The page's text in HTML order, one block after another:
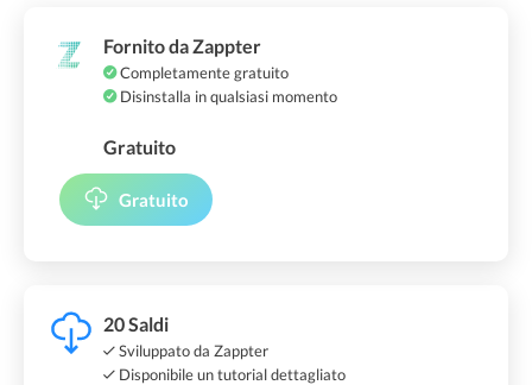
Fornito da Zappter
Completamente gratuito
Disinstalla in qualsiasi momento
Gratuito
Gratuito
20 Saldi
Sviluppato da Zappter
Disponibile un tutorial dettagliato